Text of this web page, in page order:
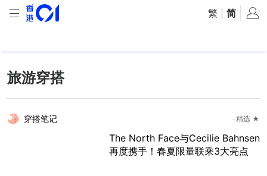
繁 简
旅游穿搭
穿搭笔记 精选 ★
The North Face与Cecilie Bahnsen
再度携手！春夏限量联乘3大亮点